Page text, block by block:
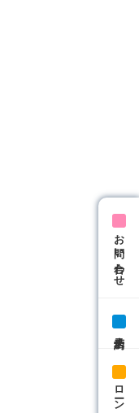
お問い合わせ
ローン相談